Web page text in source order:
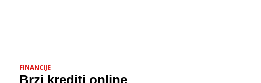
FINANCIJE
Brzi krediti online